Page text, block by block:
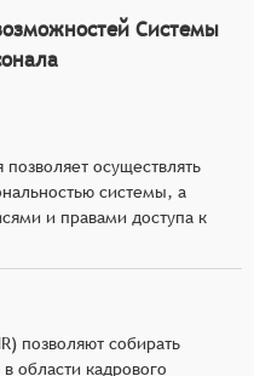
Системы
осуществлять
системы, а
и правами доступа к
позволяют собирать
области кадрового